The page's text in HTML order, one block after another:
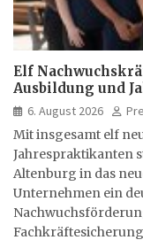
Elf
Ausbildung und
6. August 2026
Mit insgesamt elf
Jahrespraktikanten
Altenburg in das
Unternehmen ein